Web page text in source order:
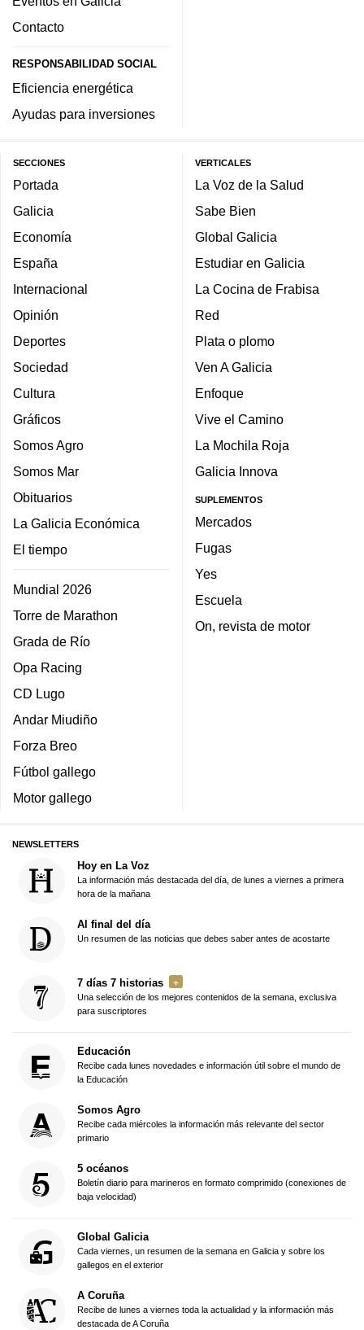
Contacto
RESPONSABILIDAD SOCIAL
Eficiencia energética
Ayudas para inversiones
SECCIONES
Portada
Galicia
Economía
España
Internacional
Opinión
Deportes
Sociedad
Cultura
Gráficos
Somos Agro
Somos Mar
Obituarios
La Galicia Económica
El tiempo
Mundial 2026
Torre de Marathon
Grada de Río
Opa Racing
CD Lugo
Andar Miudiño
Forza Breo
Fútbol gallego
Motor gallego
VERTICALES
La Voz de la Salud
Sabe Bien
Global Galicia
Estudiar en Galicia
La Cocina de Frabisa
Red
Plata o plomo
Ven A Galicia
Enfoque
Vive el Camino
La Mochila Roja
Galicia Innova
SUPLEMENTOS
Mercados
Fugas
Yes
Escuela
On, revista de motor
NEWSLETTERS
Hoy en La Voz
La información más destacada del día, de lunes a viernes a primera
hora de la mañana
Al final del día
Un resumen de las noticias que debes saber antes de acostarte
7 días 7 historias
Una selección de los mejores contenidos de la semana, exclusiva
para suscriptores
Educación
Recibe cada lunes novedades e información útil sobre el mundo de
la Educación
Somos Agro
Recibe cada miércoles la información más relevante del sector
primario
5 océanos
Boletín diario para marineros en formato comprimido (conexiones de
baja velocidad)
Global Galicia
Cada viernes, un resumen de la semana en Galicia y sobre los
gallegos en el exterior
A Coruña
Recibe de lunes a viernes toda la actualidad y la información más
destacada de A Coruña